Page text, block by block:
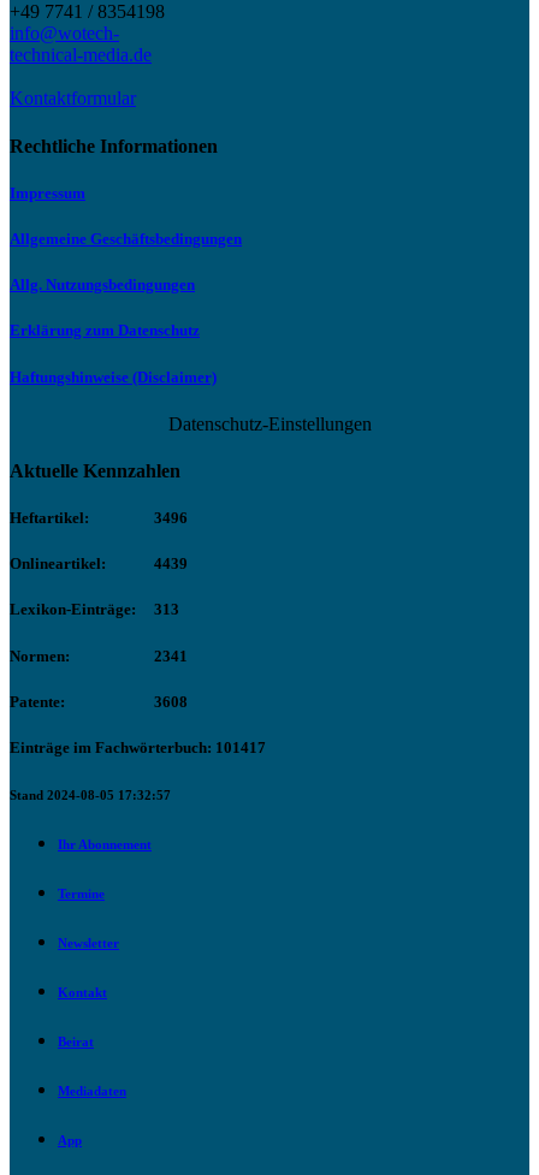
+49 7741 / 8354198
info@wotech-
technical-media.de
Kontaktformular
Rechtliche Informationen
Impressum
Allgemeine Geschäftsbedingungen
Allg. Nutzungsbedingungen
Erklärung zum Datenschutz
Haftungshinweise (Disclaimer)
Datenschutz-Einstellungen
Aktuelle Kennzahlen
Heftartikel: 3496
Onlineartikel: 4439
Lexikon-Einträge: 313
Normen: 2341
Patente: 3608
Einträge im Fachwörterbuch: 101417
Stand 2024-08-05 17:32:57
Ihr Abonnement
Termine
Newsletter
Kontakt
Beirat
Mediadaten
App